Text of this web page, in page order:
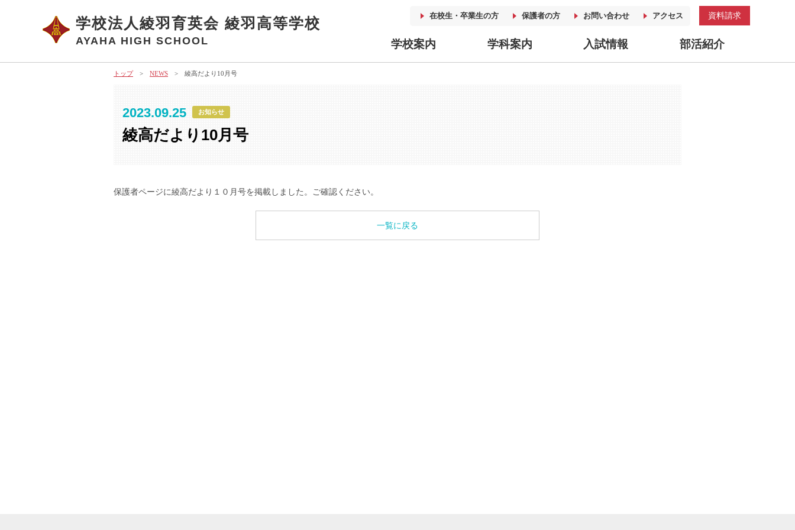
学校法人綾羽育英会 綾羽高等学校
AYAHA HIGH SCHOOL
在校生・卒業生の方 保護者の方 お問い合わせ アクセス 資料請求
学校案内 学科案内 入試情報 部活紹介
トップ> NEWS > 綾高だより10月号
2023.09.25 お知らせ
綾高だより10月号
保護者ページに綾高だより１０月号を掲載しました。ご確認ください。
一覧に戻る